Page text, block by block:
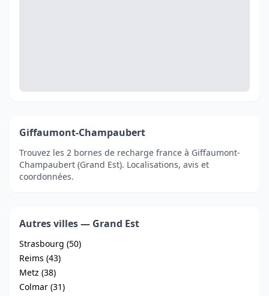
Giffaumont-Champaubert
Trouvez les 2 bornes de recharge france à Giffaumont-
Champaubert (Grand Est). Localisations, avis et
coordonnées.
Autres villes — Grand Est
Strasbourg (50)
Reims (43)
Metz (38)
Colmar (31)